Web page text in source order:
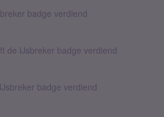
badge verdiend
de IJsbreker badge verdiend
badge verdiend